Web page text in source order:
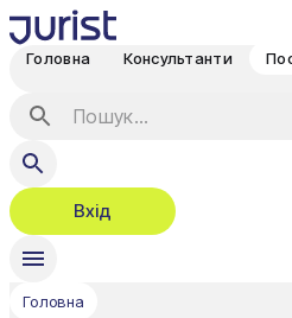
Головна Консультанти
Вхід
Головна